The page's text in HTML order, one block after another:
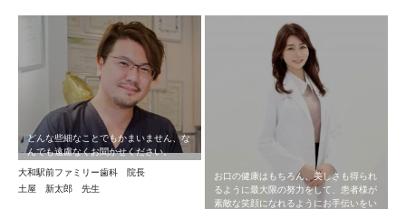
どんな些細なことでもかまいません、な
んでも遠慮なくお聞かせください。
大和駅前ファミリー歯科 院長
土屋 新太郎 先生
お口の健康はもちろん、美しさも得られ
るように最大限の努力をして、患者様が
素敵な笑顔になれるようにお手伝いをい